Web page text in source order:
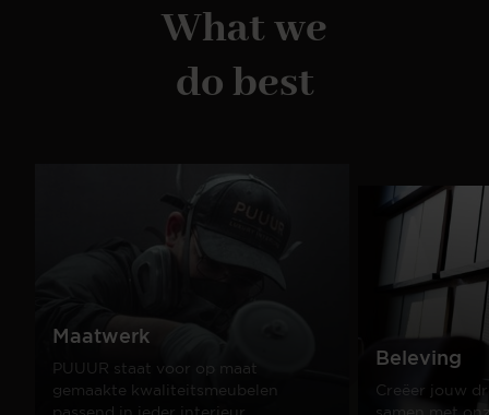
What we
do best
Maatwerk
PUUUR staat voor op maat
gemaakte kwaliteitsmeubelen
passend in ieder interieur.
Beleving
Creëer jouw
samen met